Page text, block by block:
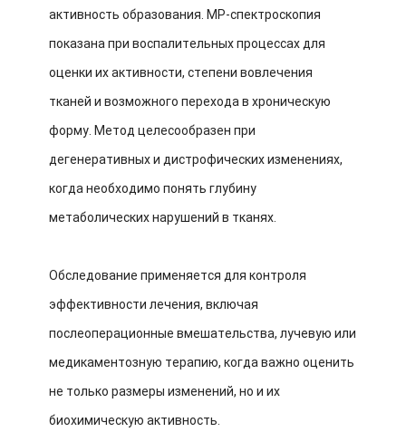
активность образования. МР-спектроскопия
показана при воспалительных процессах для
оценки их активности, степени вовлечения
тканей и возможного перехода в хроническую
форму. Метод целесообразен при
дегенеративных и дистрофических изменениях,
когда необходимо понять глубину
метаболических нарушений в тканях.
Обследование применяется для контроля
эффективности лечения, включая
послеоперационные вмешательства, лучевую или
медикаментозную терапию, когда важно оценить
не только размеры изменений, но и их
биохимическую активность.